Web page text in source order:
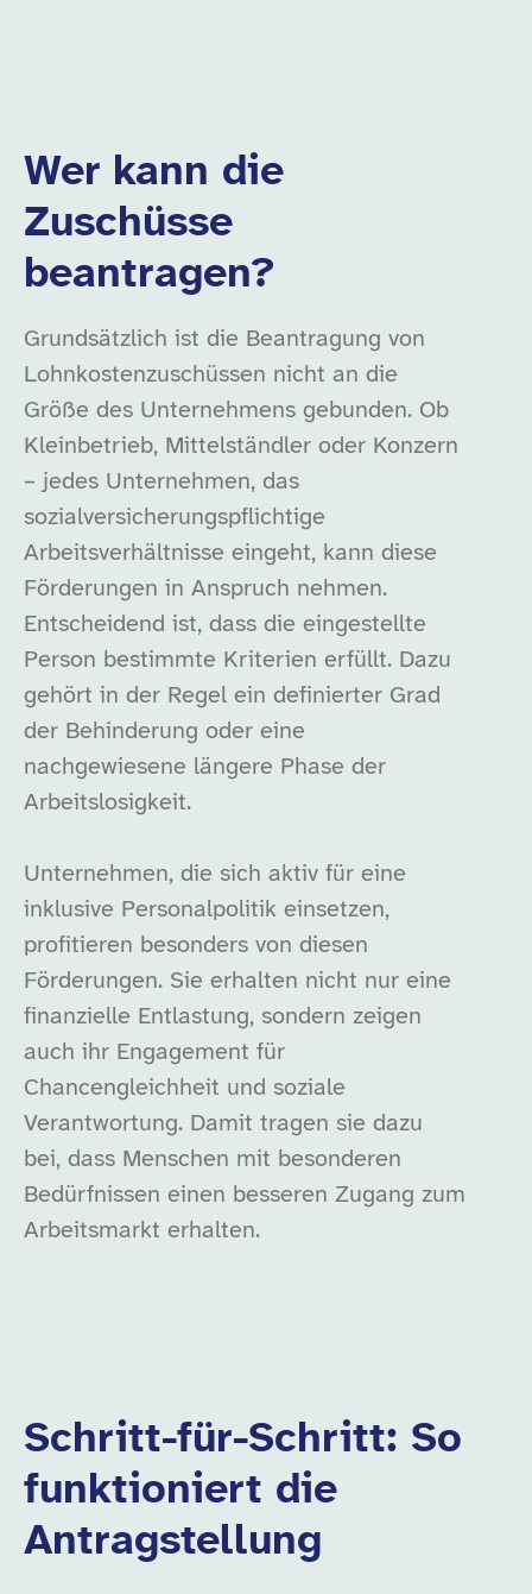
Wer kann die
Zuschüsse
beantragen?
Grundsätzlich ist die Beantragung von
Lohnkostenzuschüssen nicht an die
Größe des Unternehmens gebunden. Ob
Kleinbetrieb, Mittelständler oder Konzern
– jedes Unternehmen, das
sozialversicherungspflichtige
Arbeitsverhältnisse eingeht, kann diese
Förderungen in Anspruch nehmen.
Entscheidend ist, dass die eingestellte
Person bestimmte Kriterien erfüllt. Dazu
gehört in der Regel ein definierter Grad
der Behinderung oder eine
nachgewiesene längere Phase der
Arbeitslosigkeit.
Unternehmen, die sich aktiv für eine
inklusive Personalpolitik einsetzen,
profitieren besonders von diesen
Förderungen. Sie erhalten nicht nur eine
finanzielle Entlastung, sondern zeigen
auch ihr Engagement für
Chancengleichheit und soziale
Verantwortung. Damit tragen sie dazu
bei, dass Menschen mit besonderen
Bedürfnissen einen besseren Zugang zum
Arbeitsmarkt erhalten.
Schritt-für-Schritt: So
funktioniert die
Antragstellung